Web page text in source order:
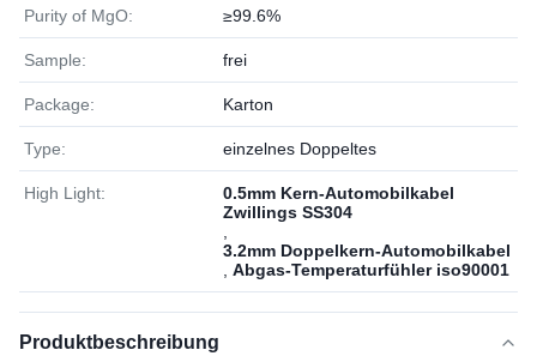
Purity of MgO: ≥99.6%
Sample: frei
Package: Karton
Type: einzelnes Doppeltes
High Light:
0.5mm Kern-Automobilkabel
Zwillings SS304
3.2mm Doppelkern-Automobilkabel
Abgas-Temperaturfühler iso90001
Produktbeschreibung